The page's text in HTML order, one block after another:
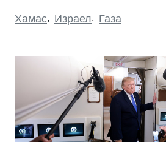
Хамас, Израел, Газа